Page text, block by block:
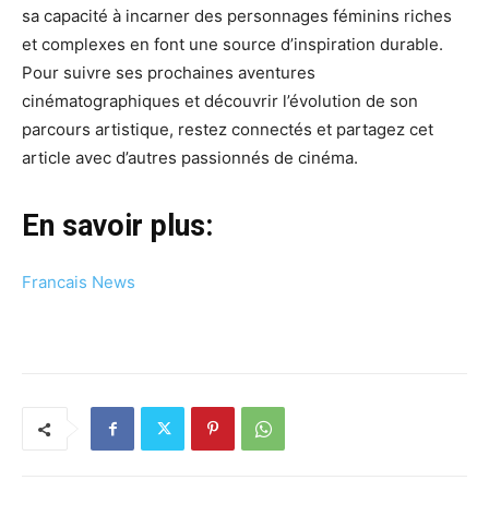
sa capacité à incarner des personnages féminins riches
et complexes en font une source d’inspiration durable.
Pour suivre ses prochaines aventures
cinématographiques et découvrir l’évolution de son
parcours artistique, restez connectés et partagez cet
article avec d’autres passionnés de cinéma.
En savoir plus:
Francais News